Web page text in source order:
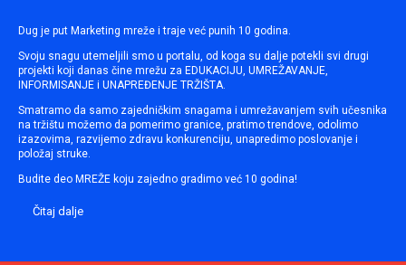
Dug je put Marketing mreže i traje već punih 10 godina.
Svoju snagu utemeljili smo u portalu, od koga su dalje potekli svi drugi
projekti koji danas čine mrežu za EDUKACIJU, UMREŽAVANJE,
INFORMISANJE i UNAPREĐENJE TRŽIŠTA.
Smatramo da samo zajedničkim snagama i umrežavanjem svih učesnika
na tržištu možemo da pomerimo granice, pratimo trendove, odolimo
izazovima, razvijemo zdravu konkurenciju, unapredimo poslovanje i
položaj struke.
Budite deo MREŽE koju zajedno gradimo već 10 godina!
Čitaj dalje